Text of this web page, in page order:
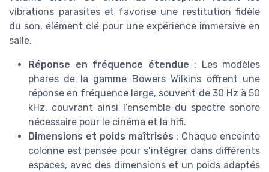
vibrations parasites et favorise une restitution fidèle
du son, élément clé pour une expérience immersive en
salle.
Réponse en fréquence étendue : Les modèles
phares de la gamme Bowers Wilkins offrent une
réponse en fréquence large, souvent de 30 Hz à 50
kHz, couvrant ainsi l’ensemble du spectre sonore
nécessaire pour le cinéma et la hifi.
Dimensions et poids maîtrisés : Chaque enceinte
colonne est pensée pour s’intégrer dans différents
espaces, avec des dimensions et un poids adaptés